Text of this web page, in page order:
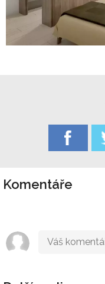
Komentáře